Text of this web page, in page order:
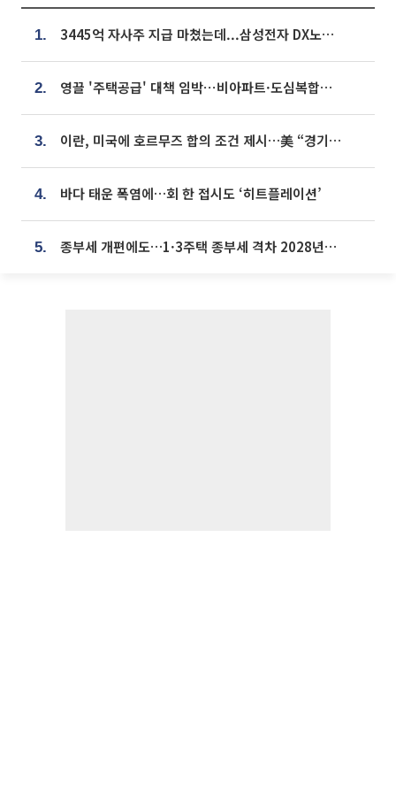
1. 3445억 자사주 지급 마쳤는데...삼성전자 DX노조, 뒤늦은 '떼쓰기 집회'
2. 영끌 '주택공급' 대책 임박⋯비아파트·도심복합까지 총동원
3. 이란, 미국에 호르무즈 합의 조건 제시…美 “경기 아직 안 끝나” [종합]
4. 바다 태운 폭염에…회 한 접시도 ‘히트플레이션’
5. 종부세 개편에도…1·3주택 종부세 격차 2028년부터 확대